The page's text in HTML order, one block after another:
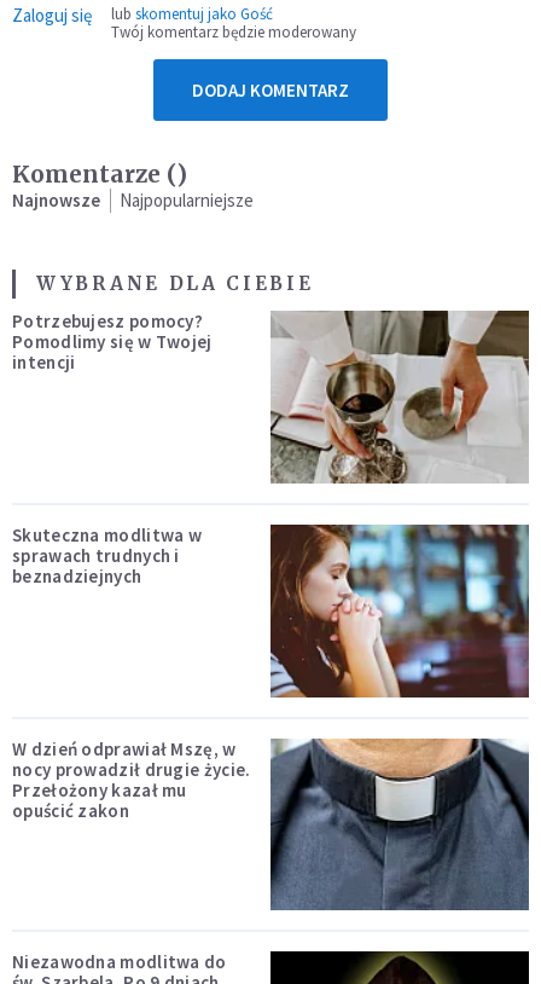
Zaloguj się lub skomentuj jako Gość
Twój komentarz będzie moderowany
DODAJ KOMENTARZ
Komentarze ()
Najnowsze Najpopularniejsze
WYBRANE DLA CIEBIE
Potrzebujesz pomocy?
Pomodlimy się w Twojej
intencji
Skuteczna modlitwa w
sprawach trudnych i
beznadziejnych
W dzień odprawiał Mszę, w
nocy prowadził drugie życie.
Przełożony kazał mu
opuścić zakon
Niezawodna modlitwa do